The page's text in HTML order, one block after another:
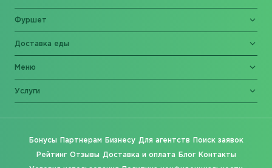
Фуршет
Доставка еды
Меню
Услуги
Бонусы Партнерам Бизнесу Для агентств Поиск заявок
Рейтинг Отзывы Доставка и оплата Блог Контакты